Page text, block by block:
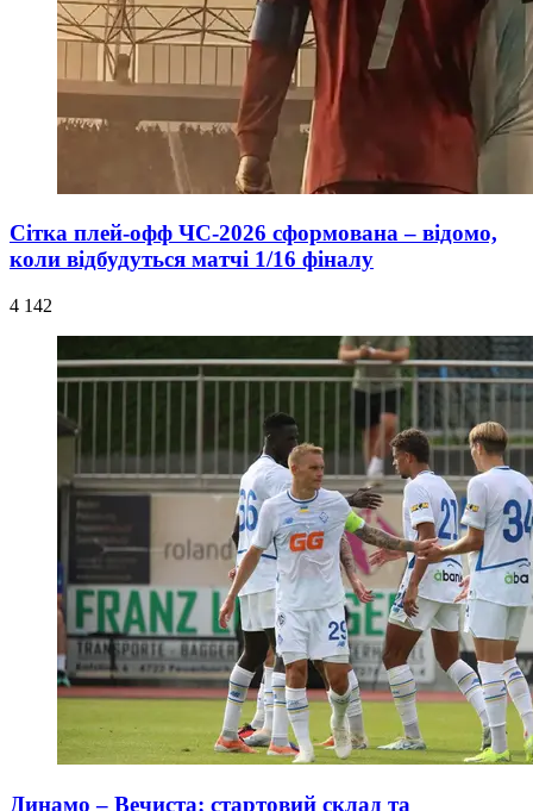
Сітка плей-офф ЧС-2026 сформована – відомо,
коли відбудуться матчі 1/16 фіналу
4 142
Динамо – Вечиста: стартовий склад та